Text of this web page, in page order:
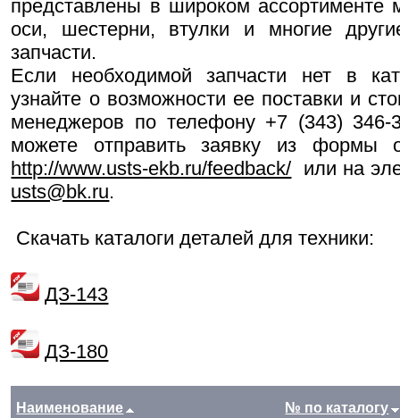
представлены в широком ассортименте
оси, шестерни, втулки и многие
запчасти.
Если необходимой запчасти нет в
узнайте о возможности ее поставки и
менеджеров по телефону +7 (343) 346-
можете отправить заявку из формы
http://www.usts-ekb.ru/feedback/ или на
usts@bk.ru.
Скачать каталоги деталей для техники:
ДЗ-143
ДЗ-180
Наименование № по каталогу